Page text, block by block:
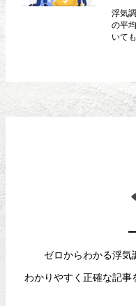
浮気
の平
いて
ゼロからわかる浮気
わかりやすく正確な記事